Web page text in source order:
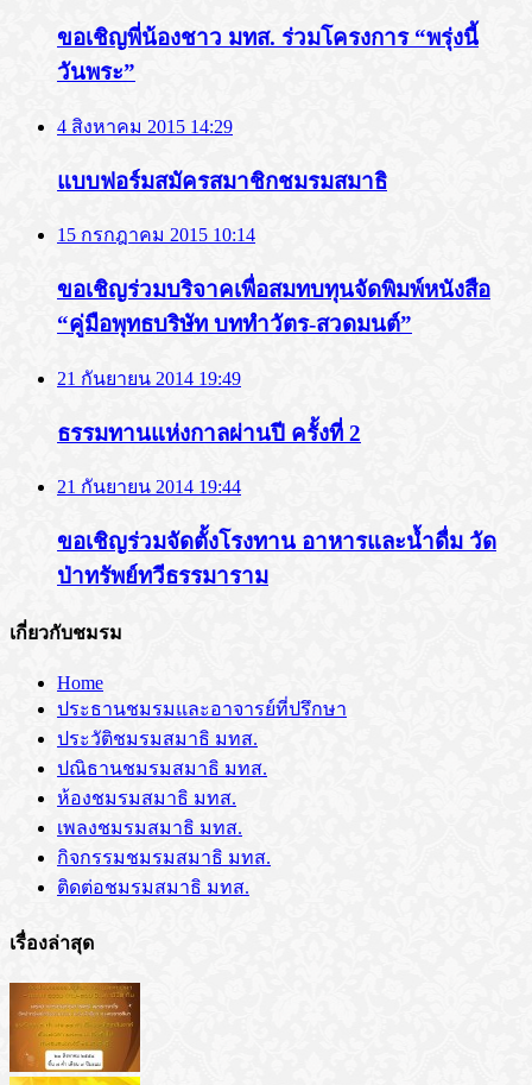
ขอเชิญพี่น้องชาว มทส. ร่วมโครงการ “พรุ่งนี้
วันพระ”
4 สิงหาคม 2015 14:29
แบบฟอร์มสมัครสมาชิกชมรมสมาธิ
15 กรกฎาคม 2015 10:14
ขอเชิญร่วมบริจาคเพื่อสมทบทุนจัดพิมพ์หนังสือ
“คู่มือพุทธบริษัท บททำวัตร-สวดมนต์”
21 กันยายน 2014 19:49
ธรรมทานแห่งกาลผ่านปี ครั้งที่ 2
21 กันยายน 2014 19:44
ขอเชิญร่วมจัดตั้งโรงทาน อาหารและน้ำดื่ม วัด
ป่าทรัพย์ทวีธรรมาราม
เกี่ยวกับชมรม
Home
ประธานชมรมและอาจารย์ที่ปรึกษา
ประวัติชมรมสมาธิ มทส.
ปณิธานชมรมสมาธิ มทส.
ห้องชมรมสมาธิ มทส.
เพลงชมรมสมาธิ มทส.
กิจกรรมชมรมสมาธิ มทส.
ติดต่อชมรมสมาธิ มทส.
เรื่องล่าสุด